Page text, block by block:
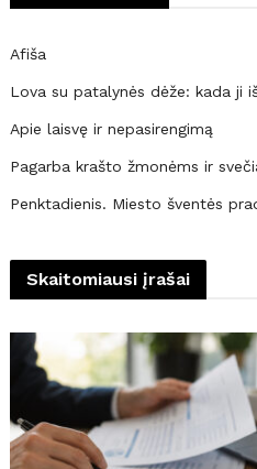
Afiša
Lova su patalynės dėže: kada ji
Apie laisvę ir nepasirengimą
Pagarba krašto žmonėms ir
Penktadienis. Miesto šventės
Skaitomiausi įrašai